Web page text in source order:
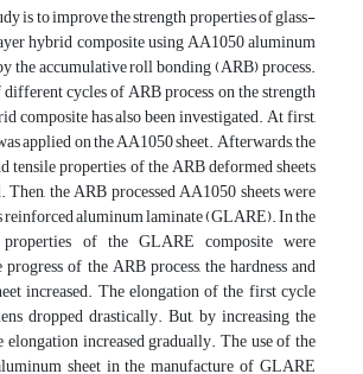
is to improve the strength properties of glass-
hybrid composite using AA1050 aluminum
the accumulative roll bonding (ARB) process.
cycles of ARB process on the strength
composite has also been investigated. At first,
applied on the AA1050 sheet. Afterwards, the
tensile properties of the ARB deformed sheets
the ARB processed AA1050 sheets were
reinforced aluminum laminate (GLARE). In the
of the GLARE composite were
of the ARB process, the hardness and
increased. The elongation of the first cycle
dropped drastically. But, by increasing the
elongation increased gradually. The use of the
sheet in the manufacture of GLARE